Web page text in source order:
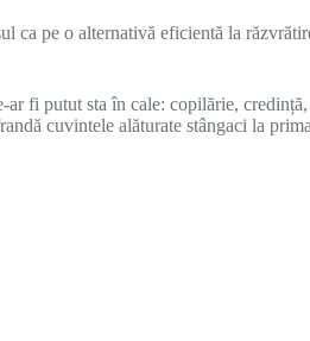
ca pe o alternativă eficientă la
fi putut sta în cale: copilărie,
cuvintele alăturate stângaci la